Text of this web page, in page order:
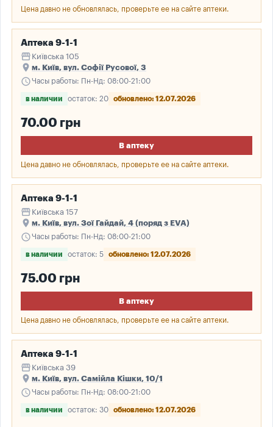
Цена давно не обновлялась, проверьте ее на сайте аптеки.
Аптека 9-1-1
storefront Київська 105
place м. Київ, вул. Софії Русової, 3
scheduleЧасы работы: Пн-Нд: 08:00-21:00
в наличии остаток: 20 обновлено: 12.07.2026
70.00 грн
В аптеку
Цена давно не обновлялась, проверьте ее на сайте аптеки.
Аптека 9-1-1
storefront Київська 157
place м. Київ, вул. Зої Гайдай, 4 (поряд з EVA)
scheduleЧасы работы: Пн-Нд: 08:00-21:00
в наличии остаток: 5 обновлено: 12.07.2026
75.00 грн
В аптеку
Цена давно не обновлялась, проверьте ее на сайте аптеки.
Аптека 9-1-1
storefront Київська 39
place м. Київ, вул. Самійла Кішки, 10/1
scheduleЧасы работы: Пн-Нд: 08:00-21:00
в наличии остаток: 30 обновлено: 12.07.2026